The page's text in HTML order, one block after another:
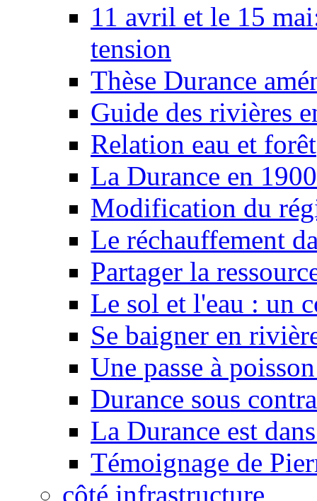
11 avril et le 15
tension
Thèse Durance
Guide des rivières
Relation eau et forêt
La Durance en 1900
Modification du
Le réchauffement
Partager la
Le sol et l'eau : un
Se baigner en
Une passe à
Durance sous
La Durance est
Témoignage de
côté infrastructure